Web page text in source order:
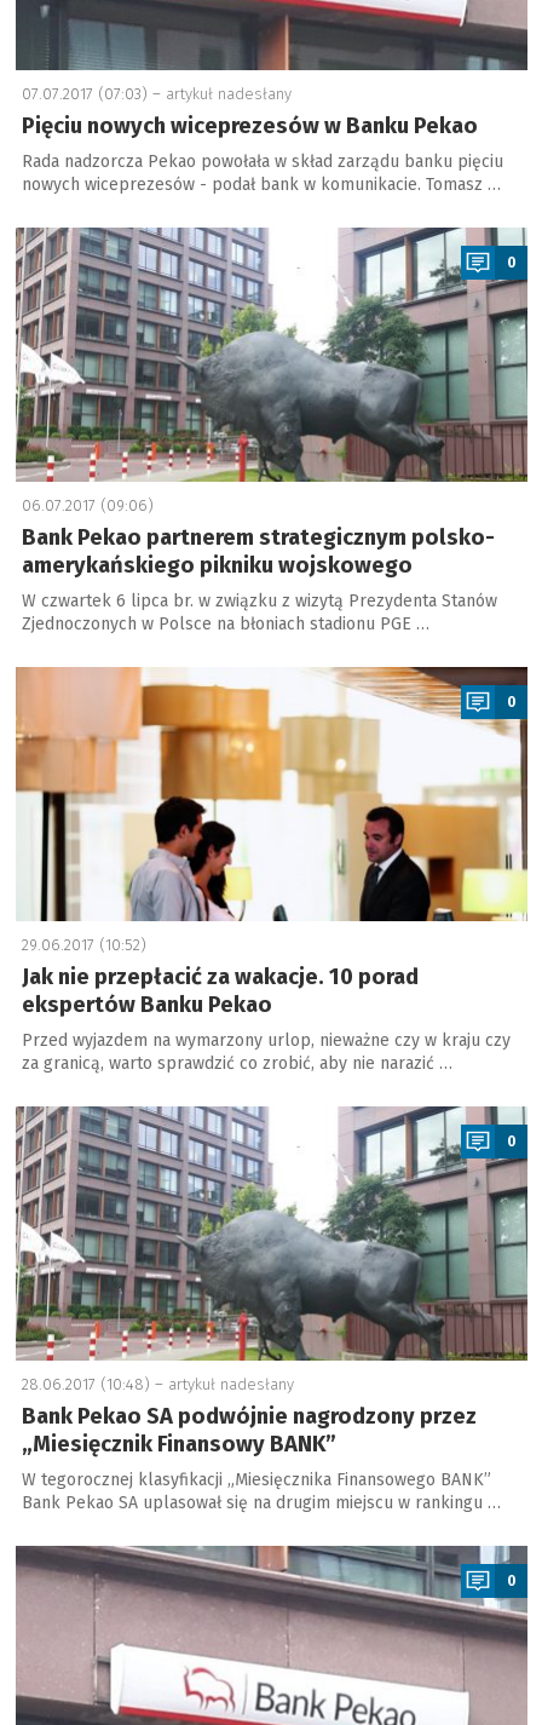
07.07.2017 (07:03) – artykuł nadesłany
Pięciu nowych wiceprezesów w Banku Pekao
Rada nadzorcza Pekao powołała w skład zarządu banku pięciu
nowych wiceprezesów - podał bank w komunikacie. Tomasz …
a
0
06.07.2017 (09:06)
Bank Pekao partnerem strategicznym polsko-
amerykańskiego pikniku wojskowego
W czwartek 6 lipca br. w związku z wizytą Prezydenta Stanów
Zjednoczonych w Polsce na błoniach stadionu PGE …
a
0
29.06.2017 (10:52)
Jak nie przepłacić za wakacje. 10 porad
ekspertów Banku Pekao
Przed wyjazdem na wymarzony urlop, nieważne czy w kraju czy
za granicą, warto sprawdzić co zrobić, aby nie narazić …
a
0
28.06.2017 (10:48) – artykuł nadesłany
Bank Pekao SA podwójnie nagrodzony przez
„Miesięcznik Finansowy BANK”
W tegorocznej klasyfikacji „Miesięcznika Finansowego BANK”
Bank Pekao SA uplasował się na drugim miejscu w rankingu …
a
0